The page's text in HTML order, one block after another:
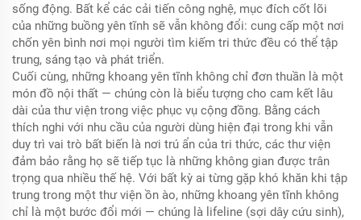
sống động. Bất kể các cải tiến công nghệ, mục đích cốt lõi
của những buồng yên tĩnh sẽ vẫn không đổi: cung cấp một nơi
chốn yên bình nơi mọi người tìm kiếm tri thức đều có thể tập
trung, sáng tạo và phát triển.
Cuối cùng, những khoang yên tĩnh không chỉ đơn thuần là một
món đồ nội thất — chúng còn là biểu tượng cho cam kết lâu
dài của thư viện trong việc phục vụ cộng đồng. Bằng cách
thích nghi với nhu cầu của người dùng hiện đại trong khi vẫn
duy trì vai trò bất biến là nơi trú ẩn của tri thức, các thư viện
đảm bảo rằng họ sẽ tiếp tục là những không gian được trân
trọng qua nhiều thế hệ. Với bất kỳ ai từng gặp khó khăn khi tập
trung trong một thư viện ồn ào, những khoang yên tĩnh không
chỉ là một bước đổi mới — chúng là lifeline (sợi dây cứu sinh),